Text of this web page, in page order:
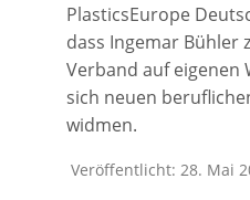
PlasticsEurope
dass Ingemar Bühler
Verband auf eigenen
sich neuen
widmen.
Veröffentlicht: 28. Mai